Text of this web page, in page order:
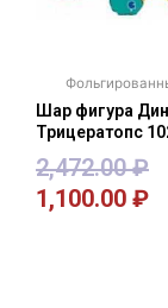
Шар фигура
Трицератопс
2,472.00₽
1,100.00 ₽